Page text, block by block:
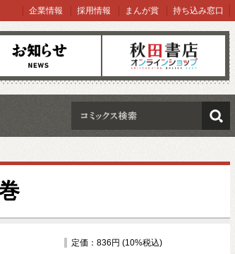
せ オンラインショップ
企業情報 採用情報 まんが賞 持ち込み窓口
検索
定価：836円 (10%税込)